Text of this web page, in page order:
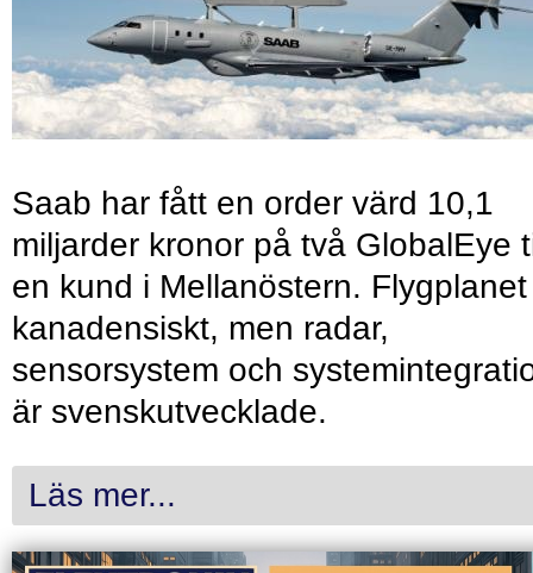
Saab har fått en order värd 10,1
miljarder kronor på två GlobalEye
en kund i Mellanöstern.
kanadensiskt, men radar,
sensorsystem och
är svenskutvecklade.
Läs mer...